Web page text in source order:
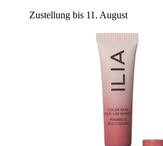
Zustellung bis 11. August